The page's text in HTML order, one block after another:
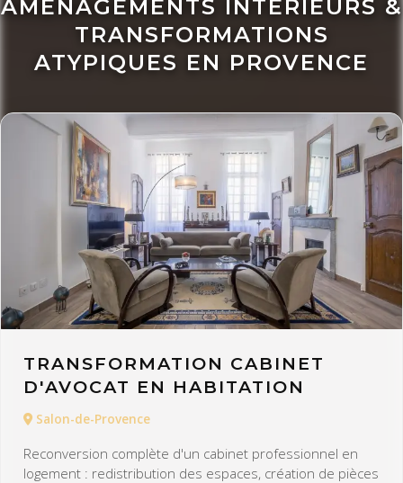
AMÉNAGEMENTS INTÉRIEURS &
TRANSFORMATIONS
ATYPIQUES EN PROVENCE
TRANSFORMATION CABINET
D'AVOCAT EN HABITATION
Salon-de-Provence
Reconversion complète d'un cabinet professionnel en
logement : redistribution des espaces, création de pièces